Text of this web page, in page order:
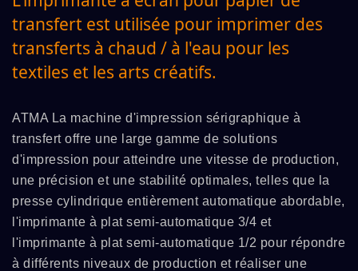
transfert est utilisée pour imprimer des
transferts à chaud / à l'eau pour les
textiles et les arts créatifs.
ATMA La machine d'impression sérigraphique à
transfert offre une large gamme de solutions
d'impression pour atteindre une vitesse de production,
une précision et une stabilité optimales, telles que la
presse cylindrique entièrement automatique abordable,
l'imprimante à plat semi-automatique 3/4 et
l'imprimante à plat semi-automatique 1/2 pour répondre
à différents niveaux de production et réaliser une